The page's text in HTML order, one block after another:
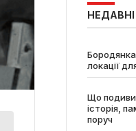
Бородянка:
локації
Що
історія,
поруч